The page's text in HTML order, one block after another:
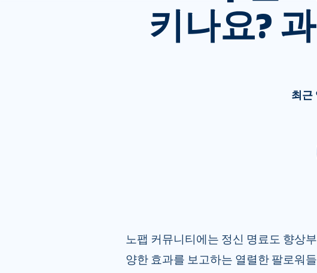
키나요?
최근
노팹 커뮤니티에는 정신 명료도 향상
양한 효과를 보고하는 열렬한 팔로워